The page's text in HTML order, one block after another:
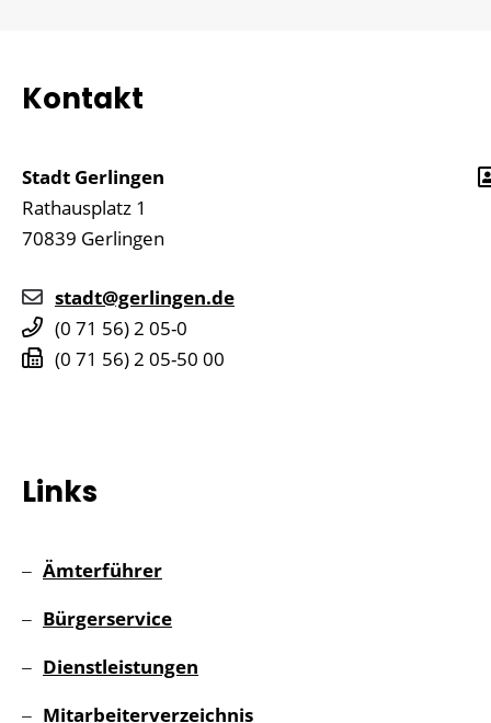
Kontakt
Stadt Gerlingen
Rathausplatz 1
70839 Gerlingen
stadt@gerlingen.de
(0 71 56) 2 05-0
(0 71 56) 2 05-50 00
Links
Ämterführer
Bürgerservice
Dienstleistungen
Mitarbeiterverzeichnis